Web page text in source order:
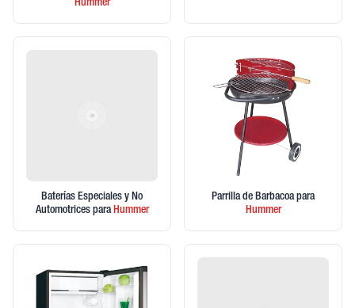
Hummer
Baterías Especiales y No
Automotrices paraHummer
Parrilla de Barbacoa para
Hummer